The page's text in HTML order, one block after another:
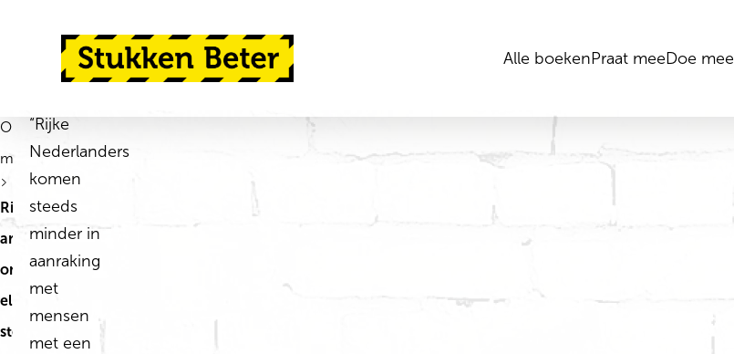
Terug naar de startpagina
Alle boekenPraat meeDoe mee
Ontdek
meer
Rijken en
armen
ontmoeten
elkaar
steeds
“Rijke
Nederlanders
komen
steeds
minder in
aanraking
met
mensen
met een